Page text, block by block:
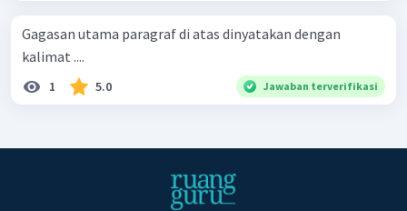
Gagasan utama paragraf di atas dinyatakan dengan
kalimat ....
1 5.0 Jawaban terverifikasi